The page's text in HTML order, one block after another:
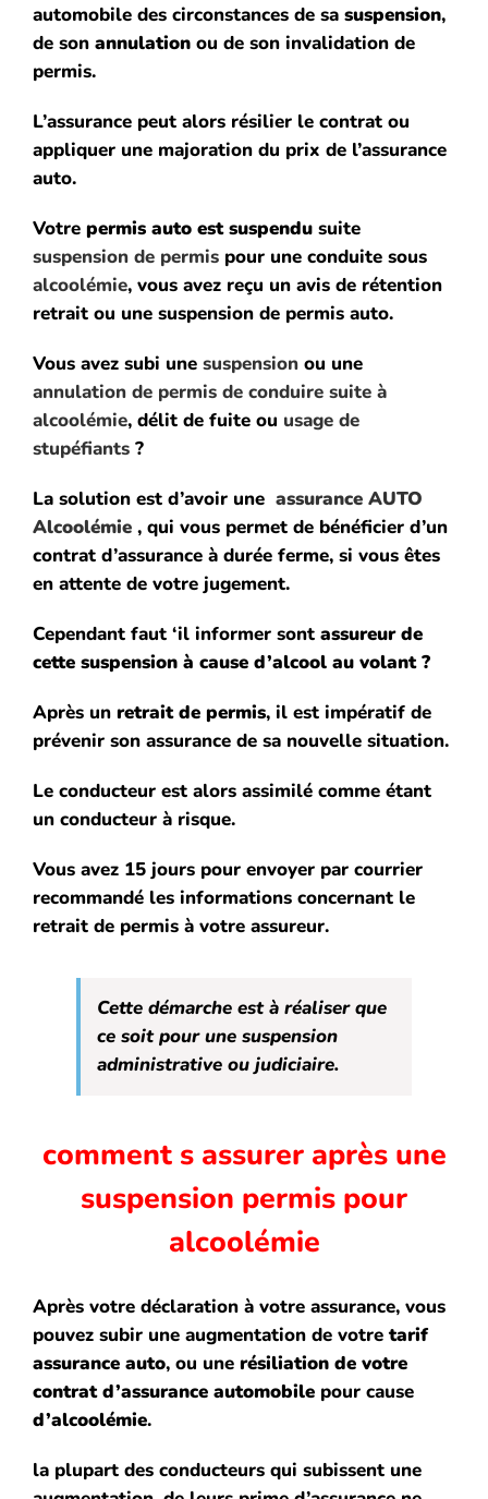
automobile des circonstances de sa suspension,
de sonannulationou de son invalidation de
permis.
L’assurance peut alors résilier le contrat ou
appliquer une majoration du prix de l’assurance
auto.
Votre permis auto est suspendusuite
suspension de permispour une conduite sous
alcoolémie, vous avez reçu un avis de rétention
retrait ou une suspension de permis auto.
Vous avez subi une suspensionou une
annulation de permis de conduire suite à
alcoolémie, délit de fuite ou usage de
stupéfiants?
La solution est d’avoir une assurance AUTO
Alcoolémie, qui vous permet de bénéficier d’un
contrat d’assurance à durée ferme, si vous êtes
en attente de votre jugement.
Cependant faut ‘il informer sont assureur de
cette suspension à cause d’alcool au volant ?
Après un retrait de permis, il est impératif de
prévenir son assurance de sa nouvelle situation.
Le conducteur est alors assimilé comme étant
un conducteur à risque.
Vous avez 15 jours pour envoyer par courrier
recommandé les informations concernant le
retrait de permis à votre assureur.
Cette démarche est à réaliser que
ce soit pour une suspension
administrative ou judiciaire.
comment s assurer après une
suspension permis pour
alcoolémie
Après votre déclaration à votre assurance, vous
pouvez subir une augmentation de votretarif
assurance auto, ou une résiliation de votre
contrat d’assurance automobilepour cause
d’alcoolémie.
la plupart des conducteurs qui subissent une